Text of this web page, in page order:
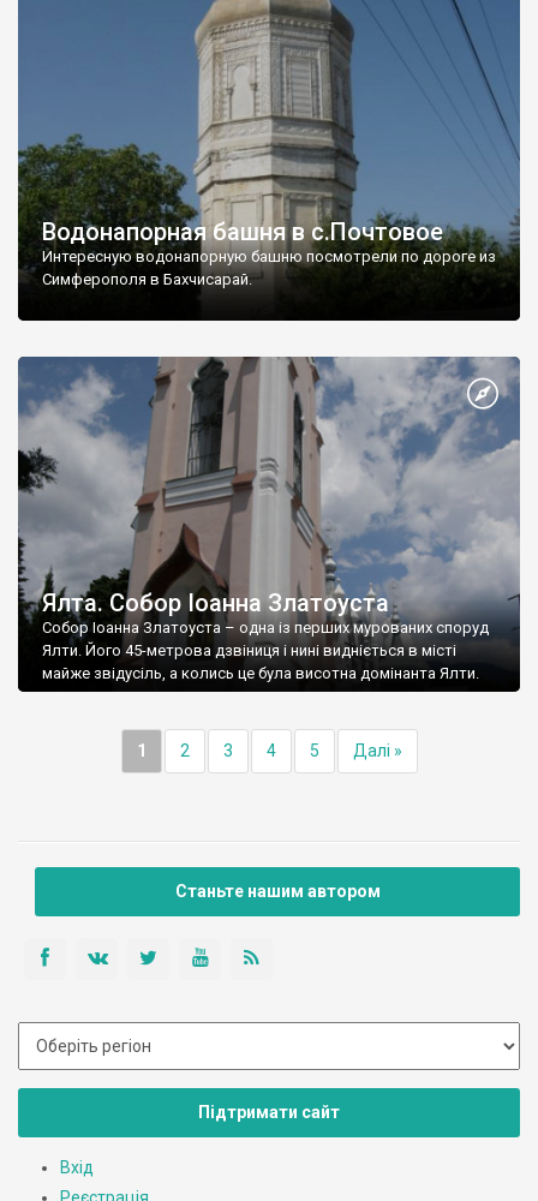
Водонапорная башня в с.Почтовое
Интересную водонапорную башню посмотрели по дороге из
Симферополя в Бахчисарай.
Ялта. Собор Іоанна Златоуста
Собор Іоанна Златоуста – одна із перших мурованих споруд
Ялти. Його 45-метрова дзвіниця і нині видніється в місті
майже звідусіль, а колись це була висотна домінанта Ялти.
1 2 3 4 5 Далі »
Станьте нашим автором
Підтримати сайт
Вхід
Реєстрація